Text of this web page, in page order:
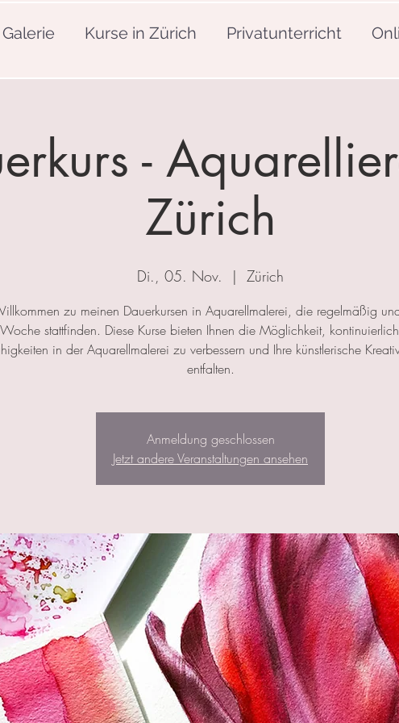
Galerie Kurse in Zürich Privatunterricht
-
Zürich
Di., 05. Nov.
  |
Zürich
zu meinen Dauerkursen in Aquarellmalerei, die regelmäßig
Woche stattfinden. Diese Kurse bieten Ihnen die Möglichkeit,
in der Aquarellmalerei zu verbessern und Ihre künstlerische
entfalten.
Anmeldung geschlossen
Jetzt andere Veranstaltungen ansehen